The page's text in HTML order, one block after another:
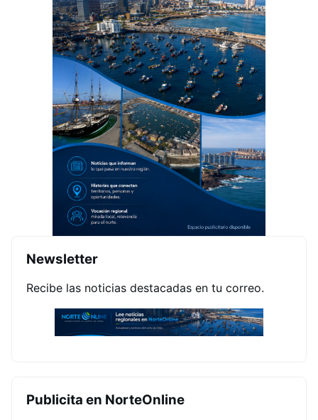
Newsletter
Recibe las noticias destacadas en tu correo.
Publicita en NorteOnline